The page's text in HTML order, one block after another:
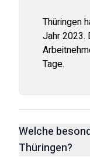
Thüringen
Jahr 2023.
Tage.
Welche
Thüringen?